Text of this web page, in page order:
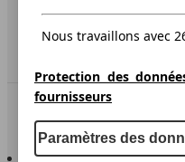
Service
Contact
AutoScout24 pour iOS
Nous travaillons avec
Protection des
fournisseurs
Paramètres des